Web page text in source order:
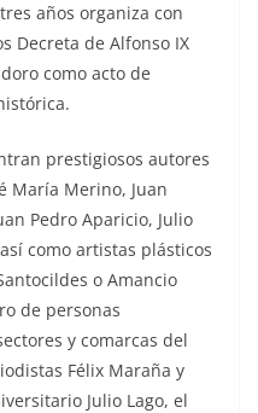
años organiza con
Decreta de Alfonso IX
como acto de
prestigiosos autores
María Merino, Juan
Pedro Aparicio, Julio
como artistas plásticos
o Amancio
de personas
y comarcas del
Félix Maraña y
Julio Lago, el